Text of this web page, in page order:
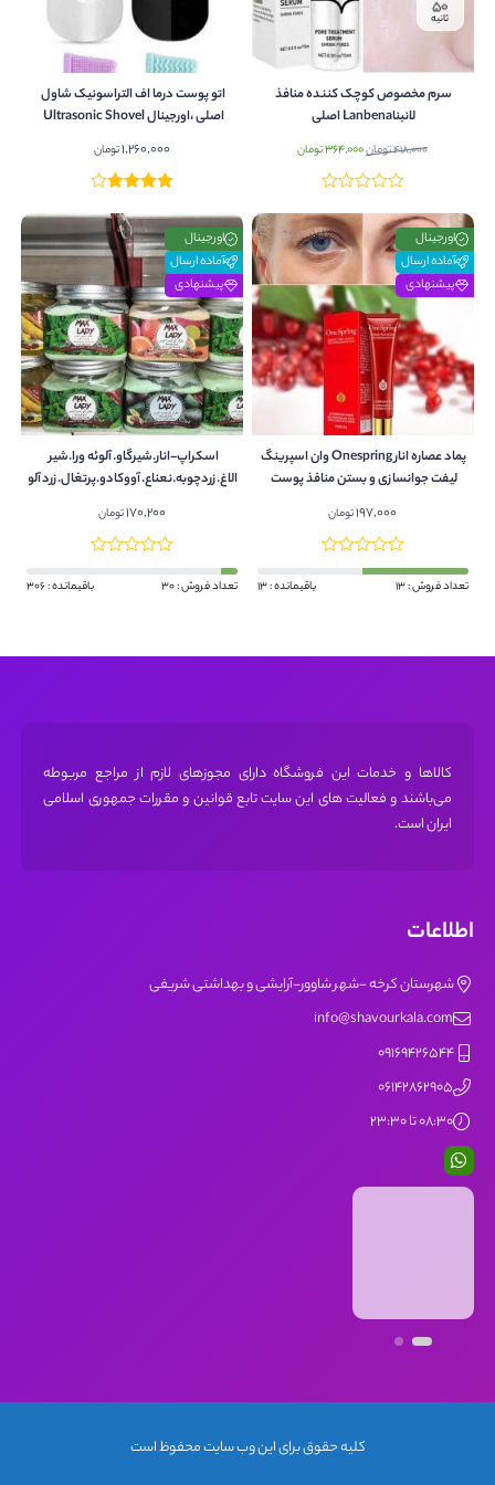
49
ثانیه
سرم مخصوص کوچک کننده منافذ
لانبناLanbena اصلی
418,000تومانقیمت
اصلی:
بود.
364,000تومانقیمت
اتو پوست درما اف التراسونیک شاول
اصلی ،اورجینال Ultrasonic Shovel
1,260,000تومان
اورجینال
آماده ارسال
پیشنهادی
پماد عصاره انار Onespring وان اسپرینگ
لیفت جوانسازی و بستن منافذ پوست
197,000تومان
تعداد فروش : 13 باقیمانده : 13
اورجینال
آماده ارسال
پیشنهادی
اسکراپ-انار.شیرگاو.آلوئه ورا.شیر
170,200تومان
تعداد فروش : 30 باقیمانده : 306
کالاها و خدمات این فروشگاه دارای مجوز‌های لازم از مراجع مربوطه
می‌باشند و فعالیت های این سایت تابع قوانین و مقررات جمهوری اسلامی
ایران است.
اطلاعات
شهرستان کرخه -شهر شاوور-آرایشی و بهداشتی شریفی
info@shavourkala.com
09169426544
06142862905
08:30 تا 23:30
کلیه حقوق برای این وب سایت محفوظ است